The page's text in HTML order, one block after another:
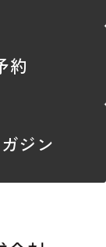
約
ジン